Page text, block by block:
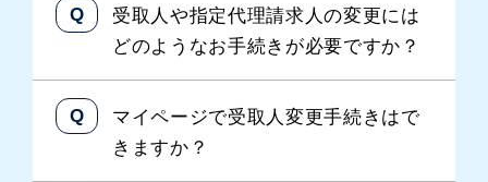
受取人や指定代理請求人の変更には
どのようなお手続きが必要ですか？
マイページで受取人変更手続きはで
きますか？